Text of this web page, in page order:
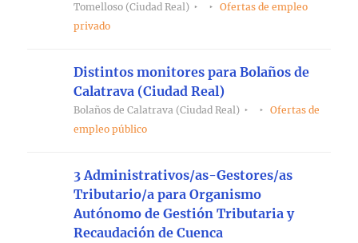
Tomelloso (Ciudad Real)
Ofertas de empleo
privado
Distintos monitores para Bolaños de
Calatrava (Ciudad Real)
Bolaños de Calatrava (Ciudad Real)
Ofertas de
empleo público
3 Administrativos/as-Gestores/as
Tributario/a para Organismo
Autónomo de Gestión Tributaria y
Recaudación de Cuenca